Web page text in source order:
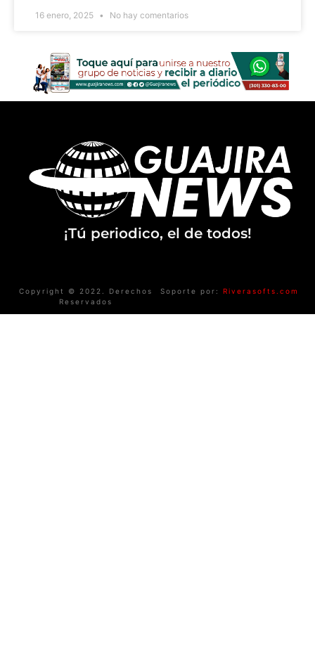
16 enero, 2025 No hay comentarios
¡Tú periodico, el de todos!
Copyright © 2022. Derechos
Reservados
Soporte por: Riverasofts.com